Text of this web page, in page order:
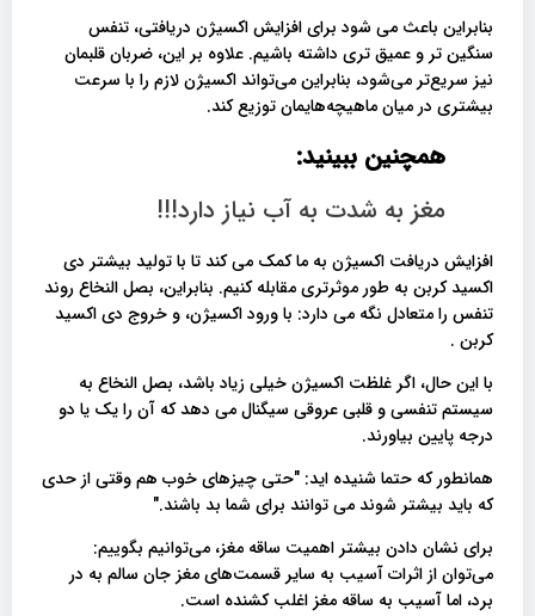
بنابراین باعث می شود برای افزایش اکسیژن دریافتی، تنفس
سنگین تر و عمیق تری داشته باشیم. علاوه بر این، ضربان قلبمان
نیز سریع‌تر می‌شود، بنابراین می‌تواند اکسیژن لازم را با سرعت
بیشتری در میان ماهیچه‌هایمان توزیع کند.
همچنین ببینید:
مغز به شدت به آب نیاز دارد!!!
افزایش دریافت اکسیژن به ما کمک می کند تا با تولید بیشتر دی
اکسید کربن به طور موثرتری مقابله کنیم. بنابراین، بصل النخاع روند
تنفس را متعادل نگه می دارد: با ورود اکسیژن، و خروج دی اکسید
کربن .
با این حال، اگر غلظت اکسیژن خیلی زیاد باشد، بصل النخاع به
سیستم تنفسی و قلبی عروقی سیگنال می دهد که آن را یک یا دو
درجه پایین بیاورند.
همانطور که حتما شنیده اید: "حتی چیزهای خوب هم وقتی از حدی
که باید بیشتر شوند می توانند برای شما بد باشند."
برای نشان دادن بیشتر اهمیت ساقه مغز، می‌توانیم بگوییم:
می‌توان از اثرات آسیب به سایر قسمت‌های مغز جان سالم به در
برد، اما آسیب به ساقه مغز اغلب کشنده است.